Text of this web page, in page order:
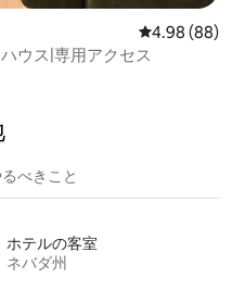
レビュー88件
4.98 (88)
ウス|専用アクセス
べきこと
ホテルの客室
ネバダ州